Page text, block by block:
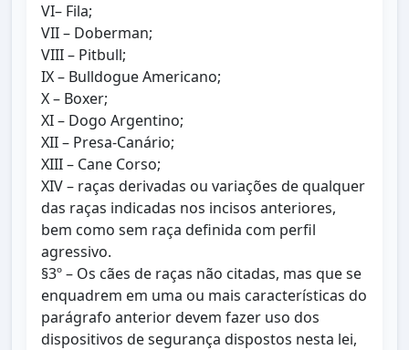
VI– Fila;
VII – Doberman;
VIII – Pitbull;
IX – Bulldogue Americano;
X – Boxer;
XI – Dogo Argentino;
XII – Presa-Canário;
XIII – Cane Corso;
XIV – raças derivadas ou variações de qualquer
das raças indicadas nos incisos anteriores,
bem como sem raça definida com perfil
agressivo.
§3º – Os cães de raças não citadas, mas que se
enquadrem em uma ou mais características do
parágrafo anterior devem fazer uso dos
dispositivos de segurança dispostos nesta lei,